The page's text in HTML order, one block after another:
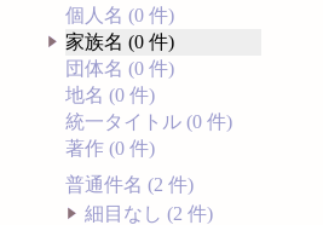
個人名 (0 件)
家族名 (0 件)
団体名 (0 件)
地名 (0 件)
統一タイトル (0 件)
著作 (0 件)
普通件名 (2 件)
細目なし (2 件)